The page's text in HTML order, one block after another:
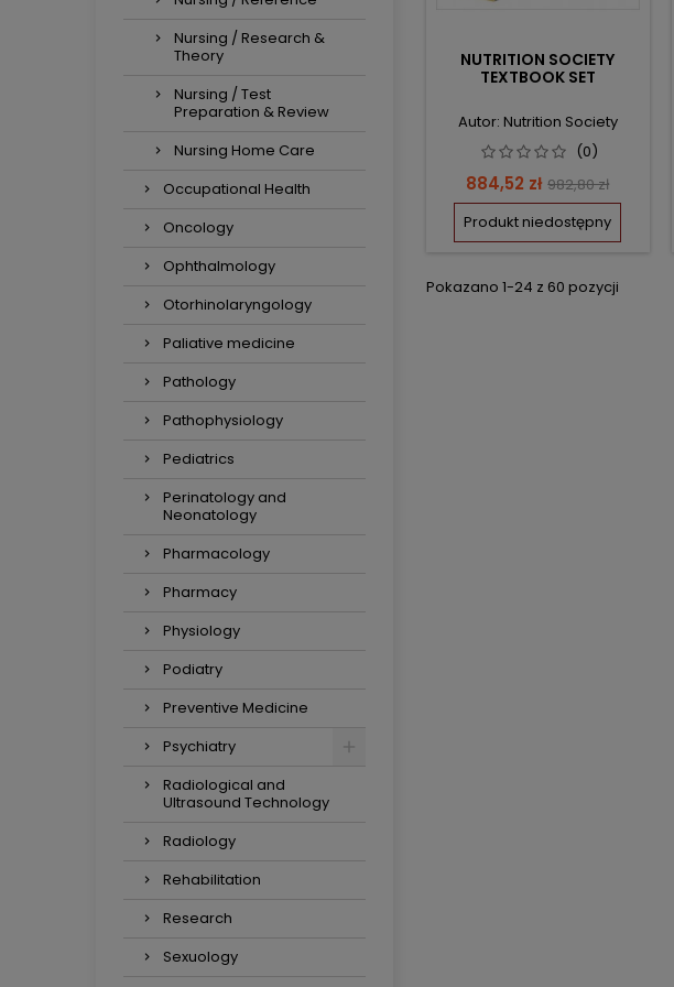
Nursing / Research &
Theory
Nursing / Test
Preparation & Review
Nursing Home Care
Occupational Health
Oncology
Ophthalmology
Otorhinolaryngology
Paliative medicine
Pathology
Pathophysiology
Pediatrics
Perinatology and
Neonatology
Pharmacology
Pharmacy
Physiology
Podiatry
Preventive Medicine
Psychiatry
Radiological and
Ultrasound Technology
Radiology
Rehabilitation
Research
Sexuology
NUTRITION SOCIETY
TEXTBOOK SET
Autor: Nutrition Society
(0)
Cena
884,52 zł Cena
podstawowa
982,80 zł
Produkt niedostępny
Pokazano 1-24 z 60 pozycji